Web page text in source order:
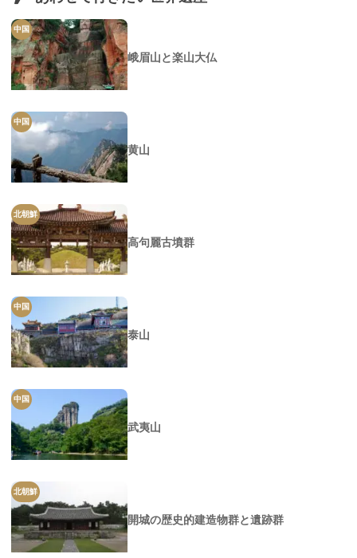
中国
峨眉山と楽山大仏
中国
黄山
北朝鮮
高句麗古墳群
中国
泰山
中国
武夷山
北朝鮮
開城の歴史的建造物群と遺跡群